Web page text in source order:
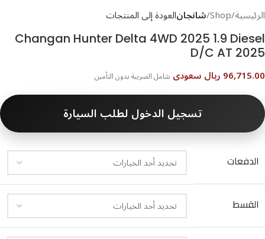
الرئيسية Shop شانجانالعودة إلى المنتجات
D/C AT 2025⁩
96,715.00 ريال سعودى شامل الضريبة بدون التأمين
تسجيل الدخول لطلب السيارة
الدفعات
القسط